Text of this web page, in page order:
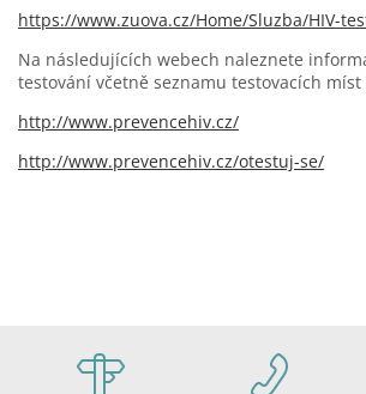
https://www.zuova.cz/Home/Sluzba/HIV-
Na následujících webech naleznete
testování včetně seznamu testovacích
http://www.prevencehiv.cz/
http://www.prevencehiv.cz/otestuj-se/